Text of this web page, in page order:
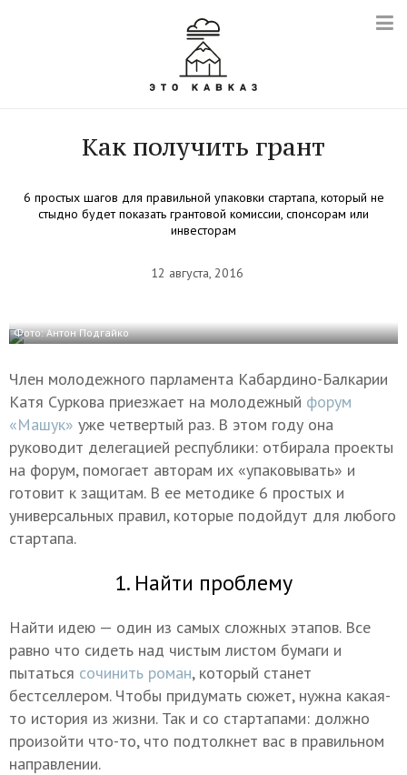
Как получить грант
6 простых шагов для правильной упаковки стартапа, который не
стыдно будет показать грантовой комиссии, спонсорам или
инвесторам
12 августа, 2016
Фото: Антон Подгайко
Член молодежного парламента Кабардино-Балкарии
Катя Суркова приезжает на молодежный форум
«Машук» уже четвертый раз. В этом году она
руководит делегацией республики: отбирала проекты
на форум, помогает авторам их «упаковывать» и
готовит к защитам. В ее методике 6 простых и
универсальных правил, которые подойдут для любого
стартапа.
1. Найти проблему
Найти идею — один из самых сложных этапов. Все
равно что сидеть над чистым листом бумаги и
пытаться сочинить роман, который станет
бестселлером. Чтобы придумать сюжет, нужна какая-
то история из жизни. Так и со стартапами: должно
произойти что-то, что подтолкнет вас в правильном
направлении.